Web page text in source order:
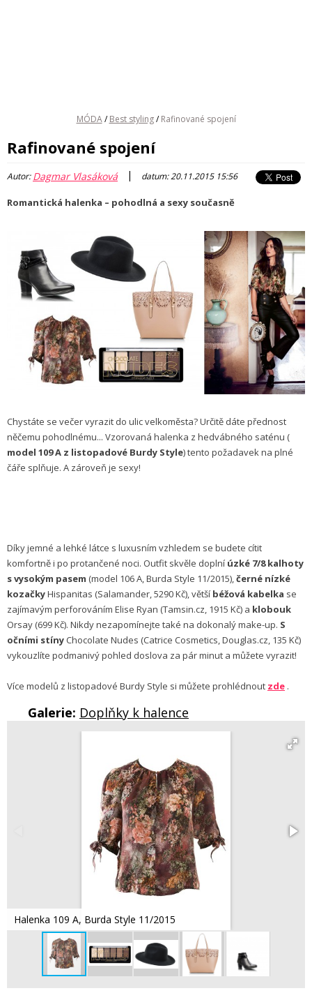
MÓDA / Best styling / Rafinované spojení
Rafinované spojení
Autor:Dagmar Vlasáková | datum: 20.11.2015 15:56
Romantická halenka – pohodlná a sexy současně
Chystáte se večer vyrazit do ulic velkoměsta? Určitě dáte přednost
něčemu pohodlnému... Vzorovaná halenka z hedvábného saténu (
model 109 A z listopadové Burdy Style) tento požadavek na plné
čáře splňuje. A zároveň je sexy!
Díky jemné a lehké látce s luxusním vzhledem se budete cítit
komfortně i po protančené noci. Outfit skvěle doplní úzké 7/8 kalhoty
s vysokým pasem (model 106 A, Burda Style 11/2015),černé nízké
kozačkyHispanitas (Salamander, 5290 Kč), větší béžová kabelka se
zajímavým perforováním Elise Ryan (Tamsin.cz, 1915 Kč) a klobouk
Orsay (699 Kč). Nikdy nezapomínejte také na dokonalý make-up. S
očními stíny Chocolate Nudes (Catrice Cosmetics, Douglas.cz, 135 Kč)
vykouzlíte podmanivý pohled doslova za pár minut a můžete vyrazit!
Více modelů z listopadové Burdy Style si můžete prohlédnout zde .
Galerie: Doplňky k halence
Halenka 109 A, Burda Style 11/2015